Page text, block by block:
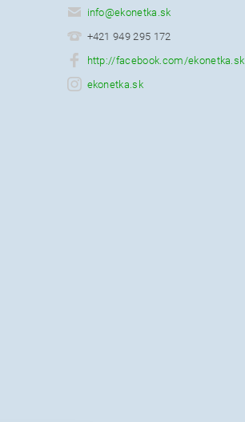
info@ekonetka.sk
+421 949 295 172
http://facebook.com/ekonetka.sk
ekonetka.sk